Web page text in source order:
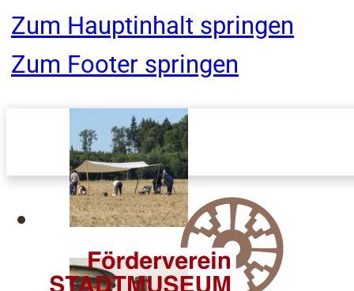
Zum Hauptinhalt springen
Zum Footer springen